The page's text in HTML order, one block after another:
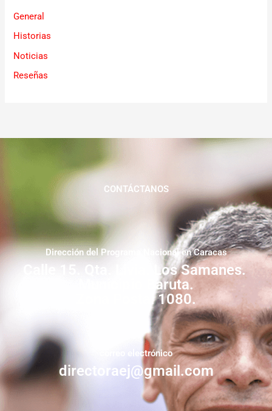
General
Historias
Noticias
Reseñas
CONTÁCTANOS
Dirección del Programa Nacional en Caracas
Calle 15. Qta. Livia. Los Samanes.
Municipio Baruta.
Zona Postal 1080.
correo electrónico
directoraej@gmail.com